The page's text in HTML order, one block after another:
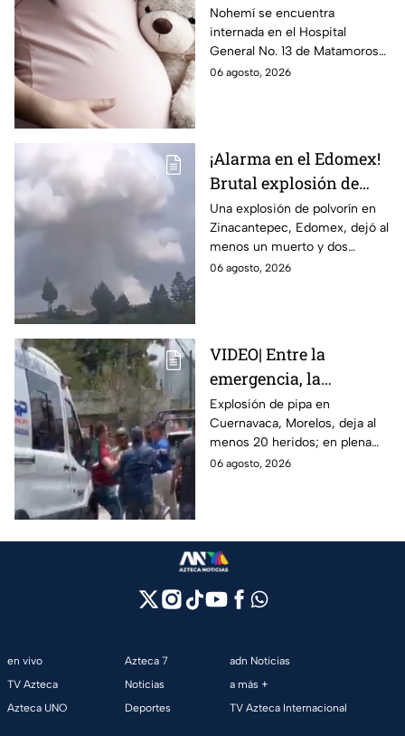
Matamoros,
Tamaulipas; ¿qué pasó
con Nohemí?
Nohemí se encuentra
internada en el Hospital
General No. 13 de Matamoros
tras complicaciones por un
06 agosto, 2026
¡Alarma en el Edomex!
Brutal explosión de
polvorín en Santa
María del Monte,
Zinacantepec; reportan
al menos un muerto y
Una explosión de polvorín en
Zinacantepec, Edomex, dejó al
menos un muerto y dos
heridos; autoridades atiende la
06 agosto, 2026
VIDEO| Entre la
emergencia, la
desesperación y el
llanto de un niño;
adultos desatan pelea
tras explosión de pipa
Explosión de pipa en
Cuernavaca, Morelos, deja al
menos 20 heridos; en plena
emergencia, dos hombres
06 agosto, 2026
en vivo
TV Azteca
Azteca UNO
Azteca 7
Noticias
Deportes
adn Noticias
a más +
TV Azteca Internacional